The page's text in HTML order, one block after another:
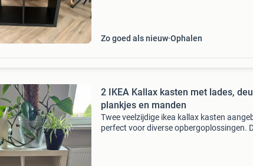
Zo goed als nieuw Ophalen
2 IKEA Kallax kasten met lades,
plankjes en manden
Twee veelzijdige ikea kallax kasten
perfect voor diverse opbergoplossingen.